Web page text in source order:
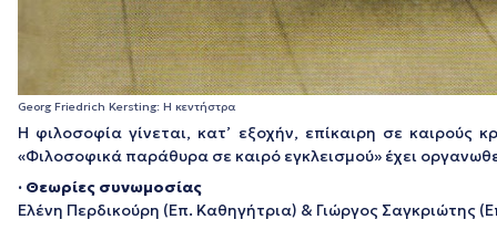
Georg Friedrich Kersting: Η κεντήστρα
Η φιλοσοφία γίνεται, κατ’ εξοχήν, επίκαιρη σε
«Φιλοσοφικά παράθυρα σε καιρό εγκλεισμού» έχει
· Θεωρίες συνωμοσίας
Ελένη Περδικούρη (Επ. Καθηγήτρια) & Γιώργος Σαγκριώτης